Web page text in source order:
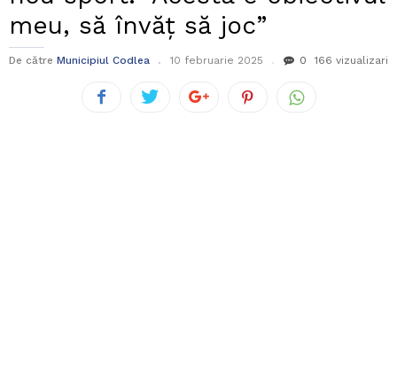
meu, să învăț să joc”
De către Municipiul Codlea 10 februarie 2025 0 166 vizualizari